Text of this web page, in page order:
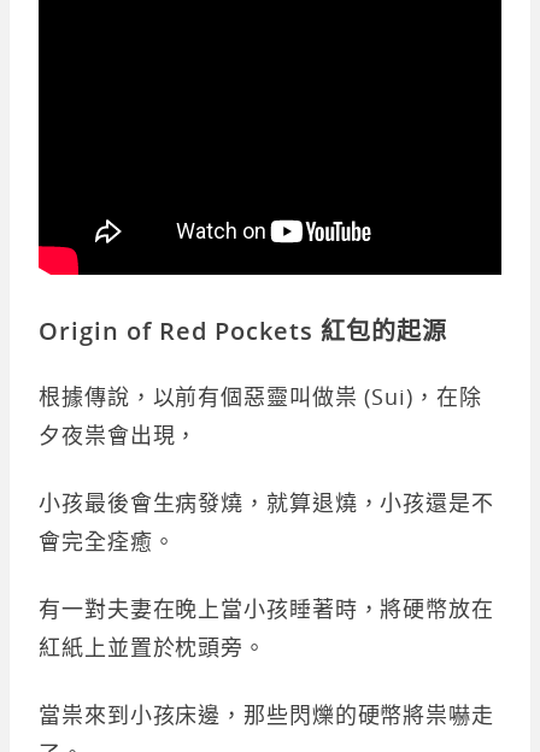
Origin of Red Pockets 紅包的起源
根據傳說，以前有個惡靈叫做祟 (Sui)，在除
夕夜祟會出現，
小孩最後會生病發燒，就算退燒，小孩還是不
會完全痊癒。
有一對夫妻在晚上當小孩睡著時，將硬幣放在
紅紙上並置於枕頭旁。
當祟來到小孩床邊，那些閃爍的硬幣將祟嚇走